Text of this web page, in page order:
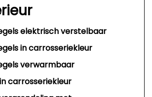
elektrisch verstelbaar
in carrosseriekleur
verwarmbaar
carrosseriekleur